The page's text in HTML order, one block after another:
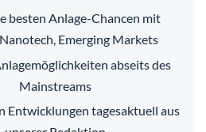
besten Anlage-Chancen mit
Emerging Markets
abseits des
Mainstreams
Entwicklungen tagesaktuell aus